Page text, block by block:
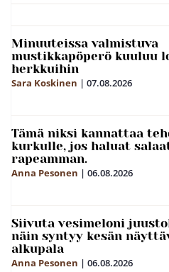
Minuuteissa valmistuva
mustikkapöperö kuuluu
herkkuihin
Sara Koskinen | 07.08.2026
Tämä niksi kannattaa
kurkulle, jos haluat
rapeamman.
Anna Pesonen | 06.08.2026
Siivuta vesimeloni
näin syntyy kesän
alkupala
Anna Pesonen | 06.08.2026